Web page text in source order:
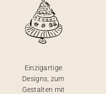
Einzigartige
Designs, zum
Gestalten mit